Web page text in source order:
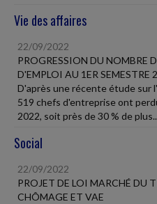
Vie des affaires
22/09/2022
PROGRESSION DU NOMBRE
D'EMPLOI AU 1ER SEMESTRE
D'après une récente étude sur
519 chefs d'entreprise ont
2022, soit près de 30 % de
Social
22/09/2022
PROJET DE LOI MARCHÉ DU
CHÔMAGE ET VAE